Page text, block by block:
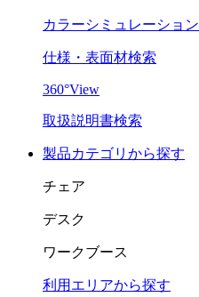
カラーシミュレーション
仕様・表面材検索
360°View
取扱説明書検索
製品カテゴリから探す
チェア
デスク
ワークブース
利用エリアから探す